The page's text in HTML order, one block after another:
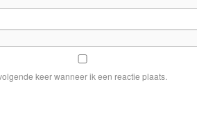
keer wanneer ik een reactie plaats.